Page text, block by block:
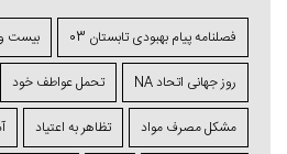
فصلنامه پیام بهبودی تابستان 03 بیست
روز جهانی اتحاد NA تحمل عواطف خود
مشکل مصرف مواد تظاهر به اعتیاد